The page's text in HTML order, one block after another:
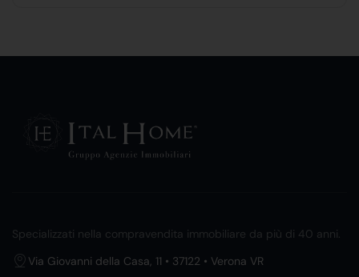
Specializzati nella compravendita immobiliare da più di 40 anni.
Via Giovanni della Casa, 11 • 37122 • Verona VR